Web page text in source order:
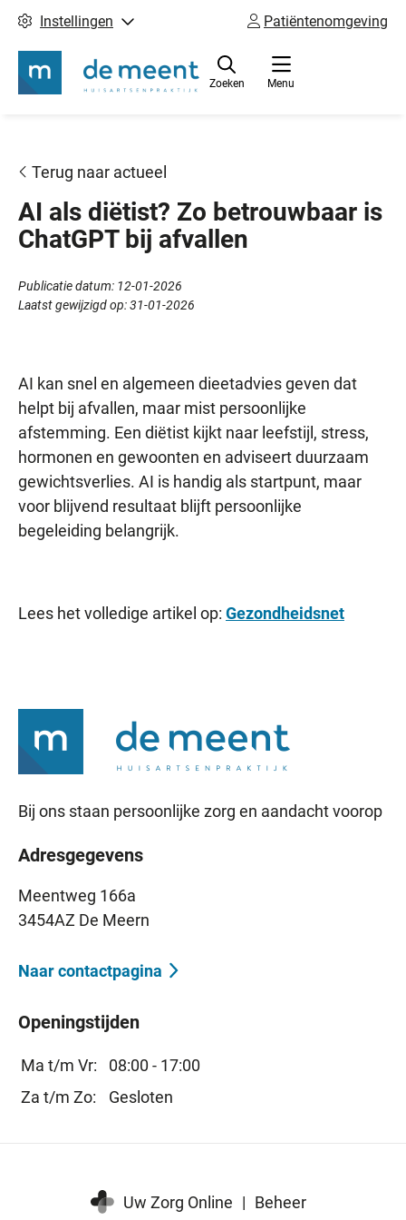
Instellingen Patiëntenomgeving
Menu
Zoeken
AI als diëtist? Zo betrouwbaar is
ChatGPT bij afvallen
Terug naar actueel
Publicatie datum: 12-01-2026
Laatst gewijzigd op:31-01-2026
AI kan snel en algemeen dieetadvies geven dat
helpt bij afvallen, maar mist persoonlijke
afstemming. Een diëtist kijkt naar leefstijl, stress,
hormonen en gewoonten en adviseert duurzaam
gewichtsverlies. AI is handig als startpunt, maar
voor blijvend resultaat blijft persoonlijke
begeleiding belangrijk.
Lees het volledige artikel op: Gezondheidsnet
Bij ons staan persoonlijke zorg en aandacht voorop
Adresgegevens
Meentweg 166a
3454AZ De Meern
Naar contactpagina
Openingstijden
Ma t/m Vr:
08:00 - 17:00
Za t/m Zo:
Gesloten
Uw Zorg Online | Beheer